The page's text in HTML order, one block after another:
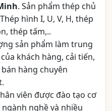
. Sản phẩm thép chủ
hình I, U, V, H, thép
thép tấm,..
sản phẩm làm trung
khách hàng, cải tiến,
hàng chuyên
viên được đào tạo cơ
nghề và nhiều